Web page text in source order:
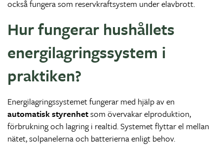
också fungera som reservkraftsystem under elavbrott.
Hur fungerar hushållets
energilagringssystem i
praktiken?
Energilagringssystemet fungerar med hjälp av en
automatisk styrenhetsom övervakar elproduktion,
förbrukning och lagring i realtid. Systemet flyttar el mellan
nätet, solpanelerna och batterierna enligt behov.